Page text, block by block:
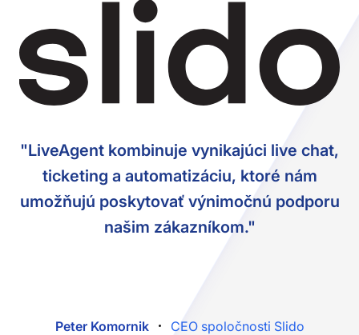
"LiveAgent kombinuje vynikajúci live chat,
ticketing a automatizáciu, ktoré nám
umožňujú poskytovať výnimočnú podporu
našim zákazníkom."
Peter Komornik CEO spoločnosti Slido